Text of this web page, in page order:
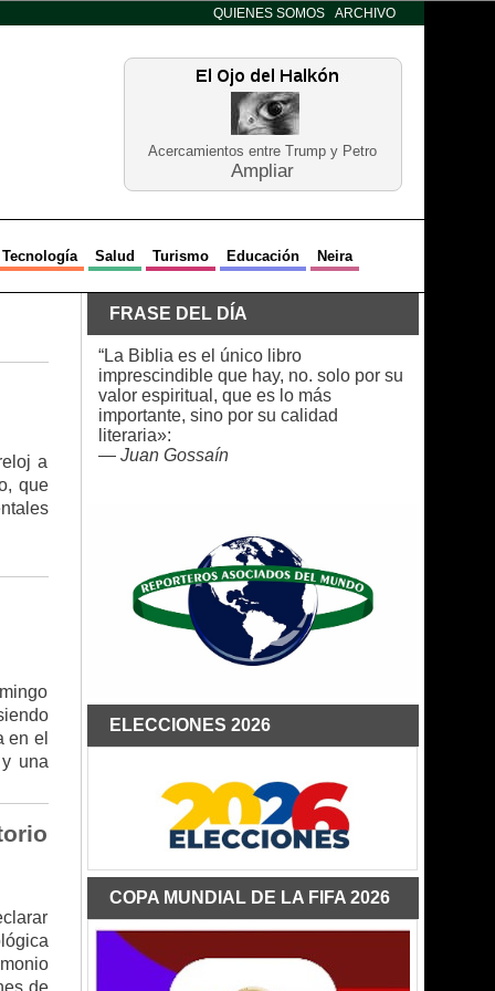
QUIENES SOMOS ARCHIVO
Acercamientos entre Trump y Petro
Ampliar
Tecnología Salud Turismo Educación Neira
a
que
en el
una
FRASE DEL DÍA
“La Biblia es el único libro
imprescindible que hay, no. solo por su
valor espiritual, que es lo más
importante, sino por su calidad
literaria»:
— Juan Gossaín
ELECCIONES 2026
COPA MUNDIAL DE LA FIFA 2026